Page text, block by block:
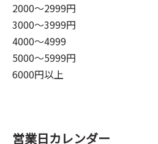
2000～2999円
3000～3999円
4000～4999
5000～5999円
6000円以上
営業日カレンダー